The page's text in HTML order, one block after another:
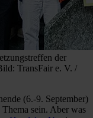
der
TransFair e. V. /
(6.-9. September)
Thema sein. Aber was